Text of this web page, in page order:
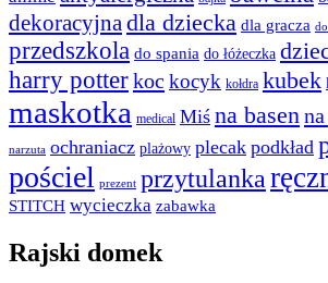
dekoracyjna dla dziecka dla gracza
przedszkola do spania do łóżeczka
harry potterkoc kocyk kołdra kubek
maskotka medical Miś na basen
narzuta ochraniacz plażowy plecak podkład
pościel prezent przytulanka
STITCH wycieczka zabawka
Rajski domek